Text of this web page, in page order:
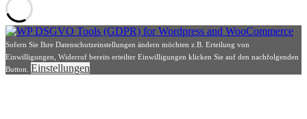
Sofern Sie Ihre Datenschutzeinstellungen ändern möchten z.B. Erteilung von
Einwilligungen, Widerruf bereits erteilter Einwilligungen klicken Sie auf den nachfolgenden
Button. Einstellungen